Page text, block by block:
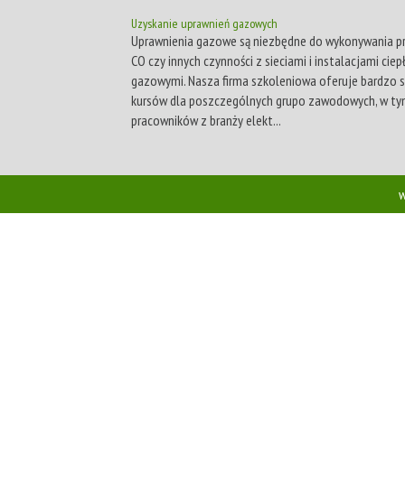
Uzyskanie uprawnień gazowych
Uprawnienia gazowe są niezbędne do wykonywania
CO czy innych czynności z sieciami i instalacjami
gazowymi. Nasza firma szkoleniowa oferuje bardzo
kursów dla poszczególnych grupo zawodowych, w
pracowników z branży elekt...